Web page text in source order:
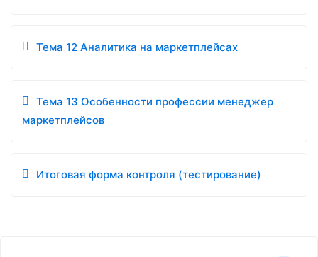
Тема 12 Аналитика на маркетплейсах
Тема 13 Особенности профессии менеджер
маркетплейсов
Итоговая форма контроля (тестирование)